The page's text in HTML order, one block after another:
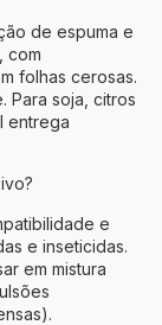
de espuma e
com
folhas cerosas.
Para soja, citros
entrega
e
e inseticidas.
em mistura